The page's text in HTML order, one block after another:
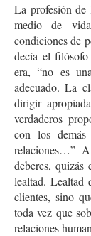
La profesión de
medio de
condiciones de
decía el
era, “no es
adecuado. La
dirigir
verdaderos
con los
relaciones…”
deberes,
lealtad. Lealtad
clientes, sino
toda vez que
relaciones